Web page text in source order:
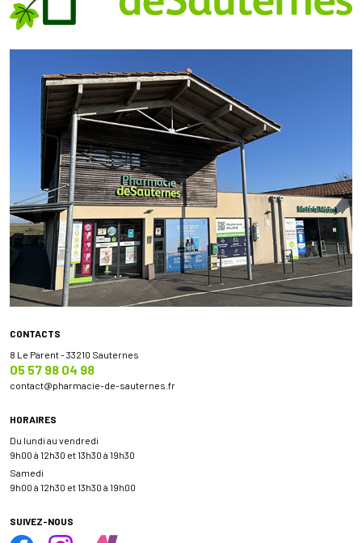
CONTACTS
8 Le Parent - 33210 Sauternes
05 57 98 04 98
contact@pharmacie-de-sauternes.fr
HORAIRES
Du lundi au vendredi
9h00 à 12h30 et 13h30 à 19h30
Samedi
9h00 à 12h30 et 13h30 à 19h00
SUIVEZ-NOUS